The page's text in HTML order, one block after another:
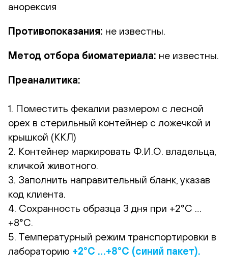
анорексия
Противопоказания: не известны.
Метод отбора биоматериала: не известны.
Преаналитика:
1. Поместить фекалии размером с лесной
орех в стерильный контейнер с ложечкой и
крышкой (ККЛ)
2. Контейнер маркировать Ф.И.О. владельца,
кличкой животного.
3. Заполнить направительный бланк, указав
код клиента.
4. Сохранность образца 3 дня при +2°С …
+8°С.
5. Температурный режим транспортировки в
лабораторию +2°С …+8°С (синий пакет).